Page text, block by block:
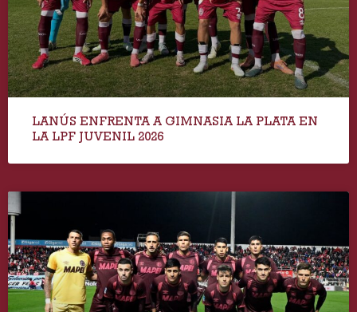
LANÚS ENFRENTA A GIMNASIA LA PLATA EN
LA LPF JUVENIL 2026